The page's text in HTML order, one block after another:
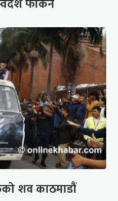
फर्किने
शव काठमाडौं